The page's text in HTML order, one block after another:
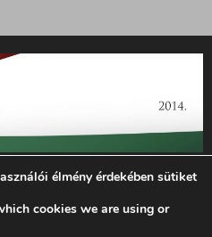
2014. évi működésének
14-P-0121 sz. támogatási
Ft összegben támogatta az
Minisztériuma.”
élmény érdekében sütiket
cookies we are using or